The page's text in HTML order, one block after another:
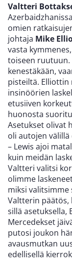
Valtteri
omien
johtaja Mike
vasta
toiseen ruutuun.
kenestäkään,
pisteiltä.
insinöörien
etusiiven
huonosta
Asetukset olivat
oli autojen
– Lewis ajoi
kuin meidän
Valtteri valitsi
olimme
miksi valitsimme
Valtterin päätös,
sillä asetuksella,
Mercedekset
putosi joukon
avausmutkan
edellisellä